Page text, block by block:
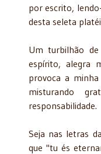
por escrito,
desta seleta
Um turbilhão
espírito, alegra
provoca a
misturando
responsabilidade.
Seja nas letras
que "tu és